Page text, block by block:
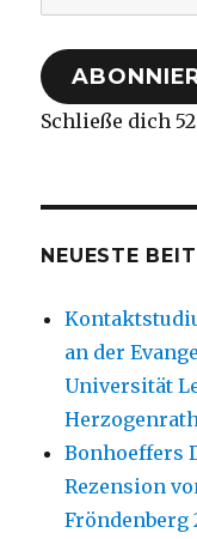
Mail-
Adresse
Schließe dich
NEUESTE
an der
Universität
Bonhoeffers
Rezension
Fröndenberg